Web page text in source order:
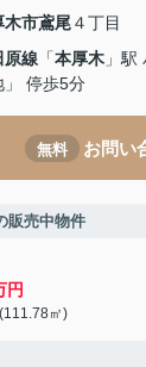
木市鳶尾４丁目
原線 「本厚木 」駅
」 停歩5分
無料 お問い
販売中物件
円
㎡)